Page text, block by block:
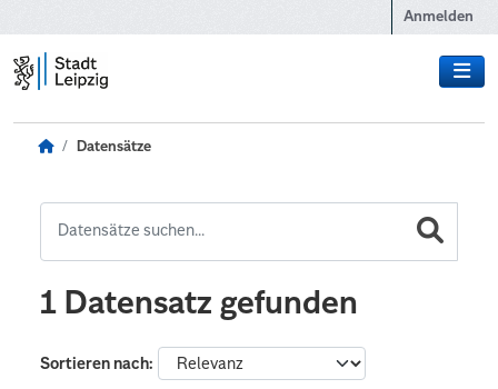
Anmelden
Datensätze
1 Datensatz gefunden
Sortieren nach